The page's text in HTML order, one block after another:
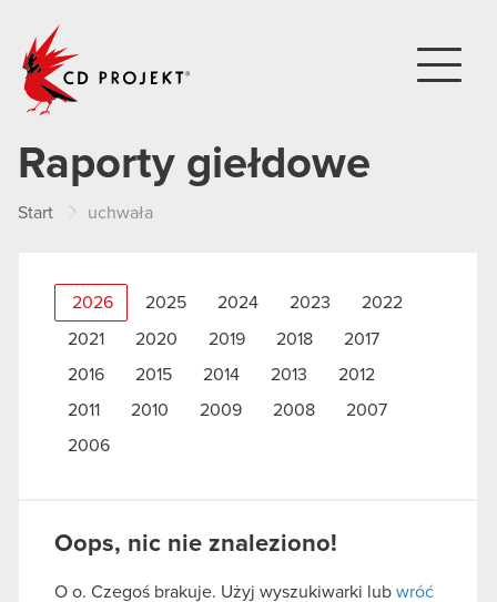
Raporty giełdowe
Start uchwała
2026 2025 2024 2023 2022
2021 2020 2019 2018
2017
2016
2015 2014 2013
2012
2011
2010 2009 2008
2007
2006
Oops, nic nie znaleziono!
O o. Czegoś brakuje. Użyj wyszukiwarki lub wróć